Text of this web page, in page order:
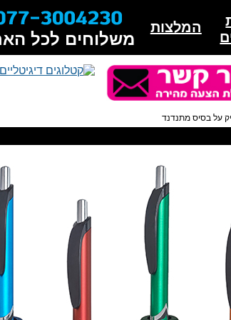
המלצות
משלוחים לכל
על בסיס מתנדנד